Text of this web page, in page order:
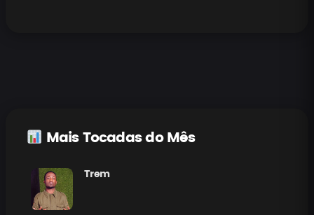
Mais Tocadas do Mês
Trem